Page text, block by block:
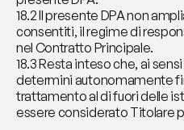
18.2 Il presente DPA non
consentiti, il regime di
nel Contratto Principale.
18.3 Resta inteso che, ai
determini autonomamente
trattamento al di fuori delle
essere considerato Titolare